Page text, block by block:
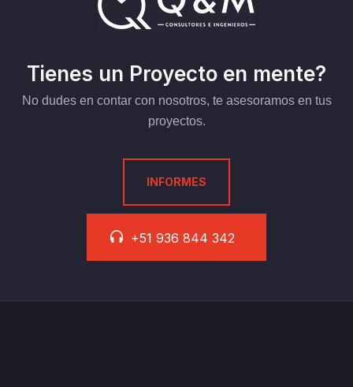
Tienes un Proyecto en mente?
No dudes en contar con nosotros, te asesoramos en tus
proyectos.
INFORMES
+51 936 844 342